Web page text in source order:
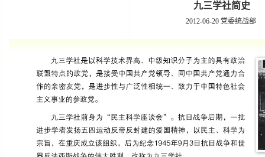
九三学社简史
2012-06-20 党委统战部